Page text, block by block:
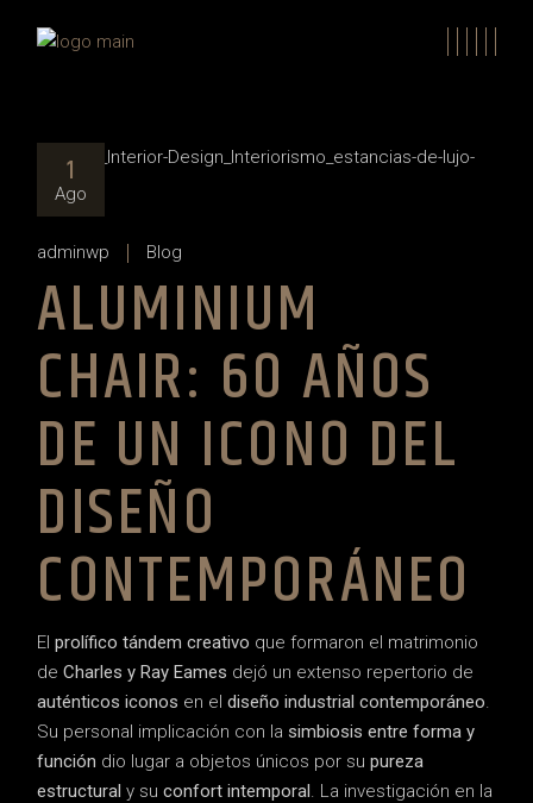
1
Ago
adminwp Blog
ALUMINIUM
CHAIR: 60 AÑOS
DE UN ICONO DEL
DISEÑO
CONTEMPORÁNEO
Elprolífico tándem creativo que formaron el matrimonio
deCharles y Ray Eames dejó un extenso repertorio de
auténticos iconos en eldiseño industrial contemporáneo.
Su personal implicación con lasimbiosis entre forma y
función dio lugar a objetos únicos por supureza
estructural y suconfort intemporal. La investigación en la